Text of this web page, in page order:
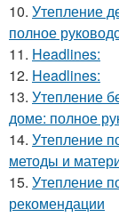
10. Утепление
полное
11. Headlines:
12. Headlines:
13. Утепление
доме: полное
14. Утепление
методы и
15. Утепление
рекомендации